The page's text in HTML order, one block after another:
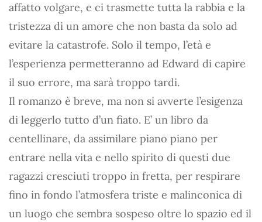
affatto volgare, e ci trasmette tutta la rabbia e la
tristezza di un amore che non basta da solo ad
evitare la catastrofe. Solo il tempo, l’età e
l’esperienza permetteranno ad Edward di capire
il suo errore, ma sarà troppo tardi.
Il romanzo è breve, ma non si avverte l’esigenza
di leggerlo tutto d’un fiato. E’ un libro da
centellinare, da assimilare piano piano per
entrare nella vita e nello spirito di questi due
ragazzi cresciuti troppo in fretta, per respirare
fino in fondo l’atmosfera triste e malinconica di
un luogo che sembra sospeso oltre lo spazio ed il